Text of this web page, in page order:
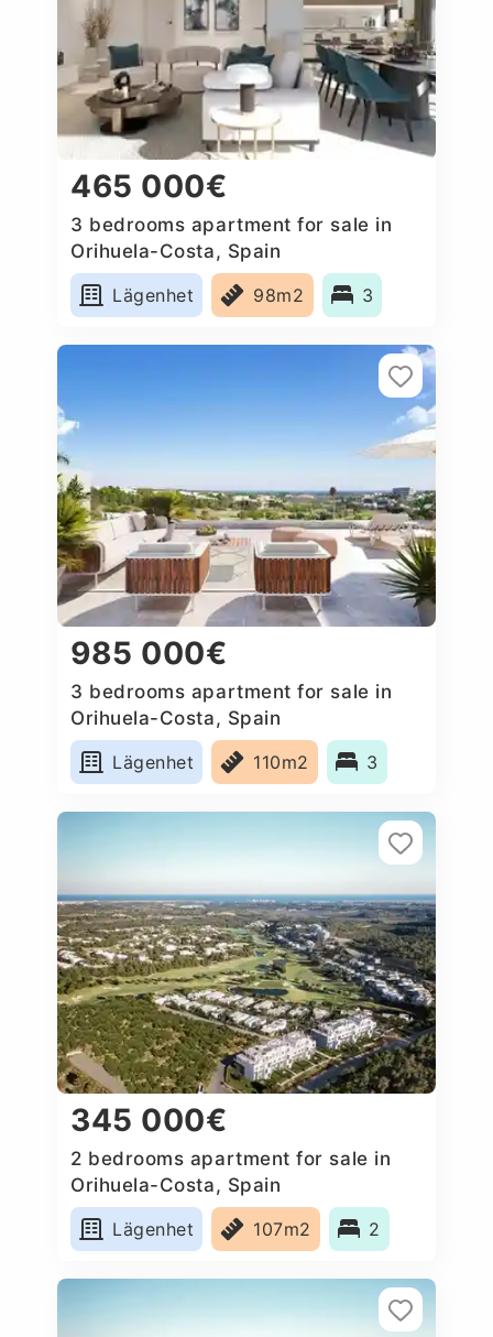
465 000€
3 bedrooms apartment for sale in
Orihuela-Costa, Spain
Lägenhet
98m2 3
985 000€
3 bedrooms apartment for sale in
Orihuela-Costa, Spain
Lägenhet
110m2 3
345 000€
2 bedrooms apartment for sale in
Orihuela-Costa, Spain
Lägenhet
107m2 2